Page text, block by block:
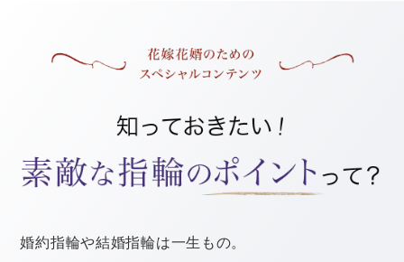
ノースリーブやビスチェタイプのドレス